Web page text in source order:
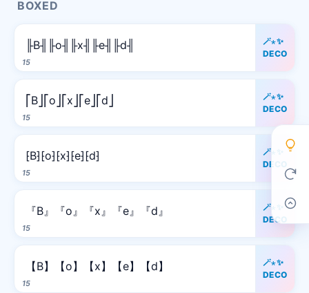
BOXED
15
╟B╢╟o╢╟x╢╟e╢╟d╢
🪄⋆✨
DECO
15
⎡B⎦⎡o⎦⎡x⎦⎡e⎦⎡d⎦
🪄⋆✨
DECO
15
⁅B⁆⁅o⁆⁅x⁆⁅e⁆⁅d⁆
🪄⋆✨
DECO
15
『B』『o』『x』『e』『d』
🪄⋆✨
DECO
15
【B】【o】【x】【e】【d】
🪄⋆✨
DECO